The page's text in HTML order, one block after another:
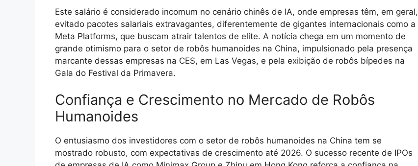
Este salário é considerado incomum no cenário chinês de IA, onde empresas têm, em geral,
evitado pacotes salariais extravagantes, diferentemente de gigantes internacionais como a
Meta Platforms, que buscam atrair talentos de elite. A notícia chega em um momento de
grande otimismo para o setor de robôs humanoides na China, impulsionado pela presença
marcante dessas empresas na CES, em Las Vegas, e pela exibição de robôs bípedes na
Gala do Festival da Primavera.
Confiança e Crescimento no Mercado de Robôs
Humanoides
O entusiasmo dos investidores com o setor de robôs humanoides na China tem se
mostrado robusto, com expectativas de crescimento até 2026. O sucesso recente de IPOs